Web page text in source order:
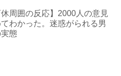
休周囲の反応】2000人の意見
わかった。迷惑がられる男
態